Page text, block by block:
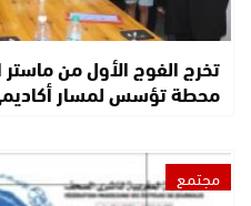
تخرج الفوج الأول من ماستر
محطة تؤسس لمسار
مجتمع